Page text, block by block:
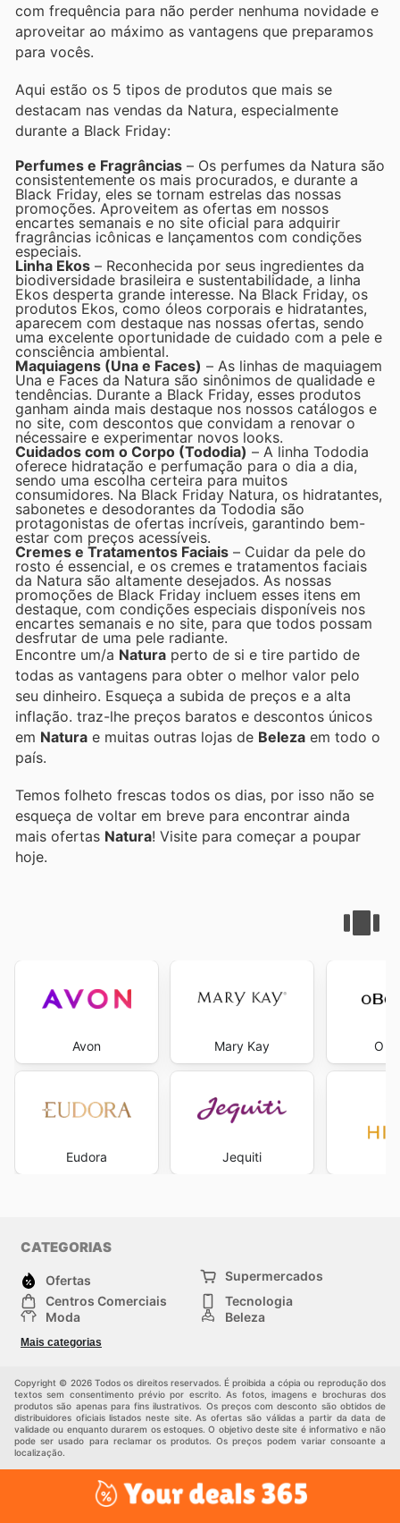
com frequência para não perder nenhuma novidade e
aproveitar ao máximo as vantagens que preparamos
para vocês.
Aqui estão os 5 tipos de produtos que mais se
destacam nas vendas da Natura, especialmente
durante a Black Friday:
Perfumes e Fragrâncias – Os perfumes da Natura são
consistentemente os mais procurados, e durante a
Black Friday, eles se tornam estrelas das nossas
promoções. Aproveitem as ofertas em nossos
encartes semanais e no site oficial para adquirir
fragrâncias icônicas e lançamentos com condições
especiais.
Linha Ekos – Reconhecida por seus ingredientes da
biodiversidade brasileira e sustentabilidade, a linha
Ekos desperta grande interesse. Na Black Friday, os
produtos Ekos, como óleos corporais e hidratantes,
aparecem com destaque nas nossas ofertas, sendo
uma excelente oportunidade de cuidado com a pele e
consciência ambiental.
Maquiagens (Una e Faces) – As linhas de maquiagem
Una e Faces da Natura são sinônimos de qualidade e
tendências. Durante a Black Friday, esses produtos
ganham ainda mais destaque nos nossos catálogos e
no site, com descontos que convidam a renovar o
nécessaire e experimentar novos looks.
Cuidados com o Corpo (Tododia) – A linha Tododia
oferece hidratação e perfumação para o dia a dia,
sendo uma escolha certeira para muitos
consumidores. Na Black Friday Natura, os hidratantes,
sabonetes e desodorantes da Tododia são
protagonistas de ofertas incríveis, garantindo bem-
estar com preços acessíveis.
Cremes e Tratamentos Faciais – Cuidar da pele do
rosto é essencial, e os cremes e tratamentos faciais
da Natura são altamente desejados. As nossas
promoções de Black Friday incluem esses itens em
destaque, com condições especiais disponíveis nos
encartes semanais e no site, para que todos possam
desfrutar de uma pele radiante.
Encontre um/a Natura perto de si e tire partido de
todas as vantagens para obter o melhor valor pelo
seu dinheiro. Esqueça a subida de preços e a alta
inflação. traz-lhe preços baratos e descontos únicos
em Natura e muitas outras lojas de Beleza em todo o
país.
Temos folheto frescas todos os dias, por isso não se
esqueça de voltar em breve para encontrar ainda
mais ofertas Natura ! Visite para começar a poupar
hoje.
Avon
Eudora
Mary Kay
Jequiti
O
CATEGORIAS
Ofertas
Supermercados
Centros Comerciais
Tecnologia
Moda
Beleza
Construção e jardinagem
Mais categorias
Copyright © 2026 Todos os direitos reservados. É proibida a cópia ou reprodução dos
textos sem consentimento prévio por escrito. As fotos, imagens e brochuras dos
produtos são apenas para fins ilustrativos. Os preços com desconto são obtidos de
distribuidores oficiais listados neste site. As ofertas são válidas a partir da data de
validade ou enquanto durarem os estoques. O objetivo deste site é informativo e não
pode ser usado para reclamar os produtos. Os preços podem variar consoante a
localização.